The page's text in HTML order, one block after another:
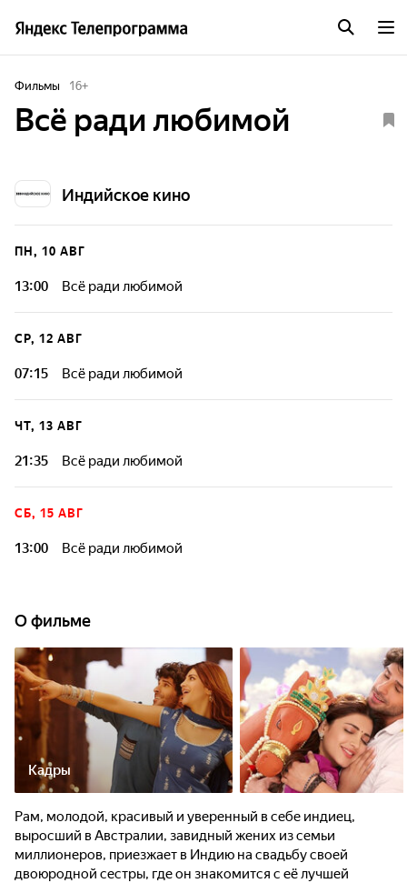
Фильмы 16+
Всё ради любимой
Индийское кино
ПН, 10 АВГ
13:00 Всё ради любимой
СР, 12 АВГ
07:15 Всё ради любимой
ЧТ, 13 АВГ
21:35 Всё ради любимой
СБ, 15 АВГ
13:00 Всё ради любимой
О фильме
Кадры
Рам, молодой, красивый и уверенный в себе индиец,
выросший в Австралии, завидный жених из семьи
миллионеров, приезжает в Индию на свадьбу своей
двоюродной сестры, где он знакомится с её лучшей